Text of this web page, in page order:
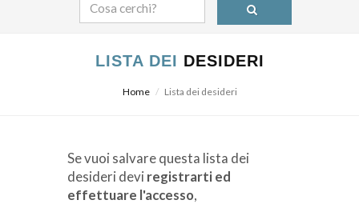
LISTA DEI DESIDERI
Home Lista dei desideri
Prodotto
Prezzo
Se vuoi salvare questa lista dei
desideri devi registrarti ed
effettuare l'accesso,